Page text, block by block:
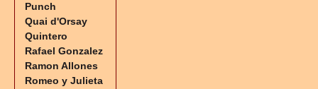
Punch
Quai d'Orsay
Quintero
Rafael Gonzalez
Ramon Allones
Romeo y Julieta